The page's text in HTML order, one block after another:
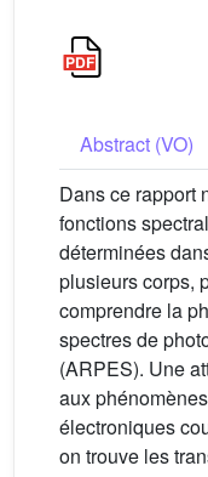
Abstract (VO)
Dans ce rapport
fonctions
déterminées
plusieurs corps,
comprendre la
spectres de
(ARPES). Une
aux
électroniques
on trouve les